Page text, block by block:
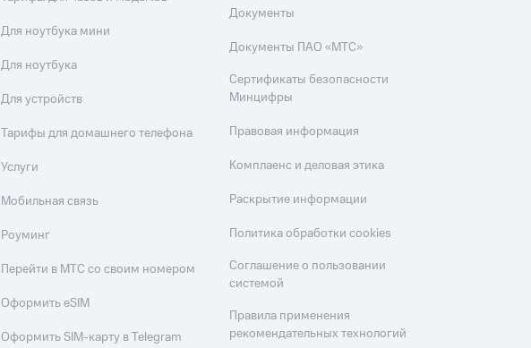
Для ноутбука мини
Для ноутбука
Для устройств
Тарифы для домашнего телефона
Услуги
Мобильная связь
Роуминг
Перейти в МТС со своим номером
Оформить eSIM
Оформить SIM-карту в Telegram
Документы
Документы ПАО «МТС»
Сертификаты безопасности
Минцифры
Правовая информация
Комплаенс и деловая этика
Раскрытие информации
Политика обработки cookies
Соглашение о пользовании
системой
Правила применения
рекомендательных технологий